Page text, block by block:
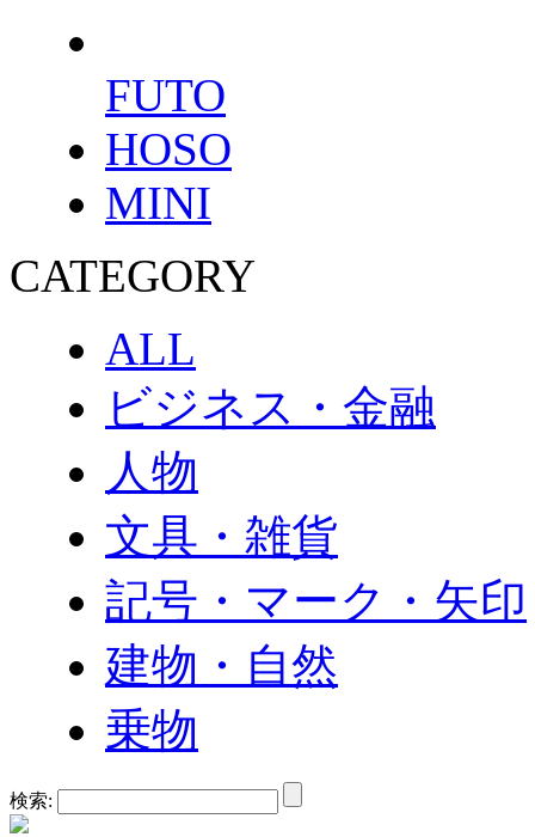
FUTO
HOSO
MINI
CATEGORY
ALL
ビジネス・金融
人物
文具・雑貨
記号・マーク・矢印
建物・自然
乗物
検索: